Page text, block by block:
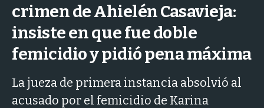
e
crimen de Ahielén Casavieja:
insiste en que fue doble
femicidio y pidió pena máxima
La jueza de primera instancia absolvió al
acusado por el femicidio de Karina